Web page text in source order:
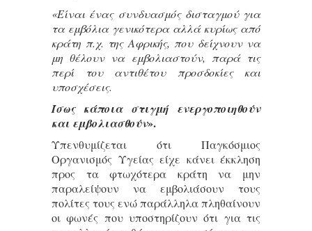
«Είναι ένας συνδυασμός δισταγμού για
τα εμβόλια γενικότερα αλλά κυρίως από
κράτη π.χ. της Αφρικής, που δείχνουν να
μη θέλουν να εμβολιαστούν, παρά τις
περί του αντιθέτου προσδοκίες και
υποσχέσεις.
Ίσως κάποια στιγμή ενεργοποιηθούν
και εμβολιασθούν».
Υπενθυμίζεται ότι Παγκόσμιος
Οργανισμός Υγείας είχε κάνει έκκληση
προς τα φτωχότερα κράτη να μην
παραλείψουν να εμβολιάσουν τους
πολίτες τους ενώ παράλληλα πληθαίνουν
οι φωνές που υποστηρίζουν ότι για τις